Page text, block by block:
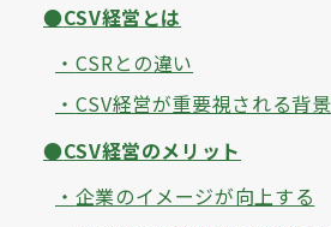
CSV経営とは
CSRとの違い
CSV経営が重要視される背景
CSV経営のメリット
企業のイメージが向上する